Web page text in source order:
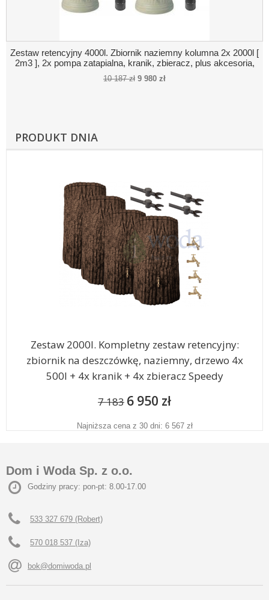
Zestaw retencyjny 4000l. Zbiornik naziemny kolumna 2x 2000l [
2m3 ], 2x pompa zatapialna, kranik, zbieracz, plus akcesoria,
kolor beż - piaskowy
10 187 zł 9 980 zł
PRODUKT DNIA
Zestaw 2000l. Kompletny zestaw retencyjny:
zbiornik na deszczówkę, naziemny, drzewo 4x
500l + 4x kranik + 4x zbieracz Speedy
7 183 6 950 zł
Najniższa cena z 30 dni: 6 567 zł
Dom i Woda Sp. z o.o.
Godziny pracy: pon-pt: 8.00-17.00
533 327 679 (Robert)
570 018 537 (Iza)
bok@domiwoda.pl